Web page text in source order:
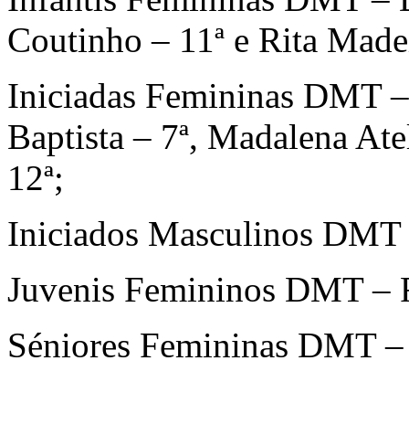
Coutinho – 11ª e Rita
Iniciadas Femininas DMT
Baptista – 7ª, Madalena
12ª;
Iniciados Masculinos
Juvenis Femininos DMT –
Séniores Femininas DMT